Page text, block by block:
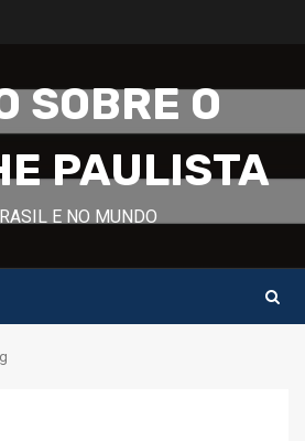
SOBRE O
PAULISTA
E NO MUNDO